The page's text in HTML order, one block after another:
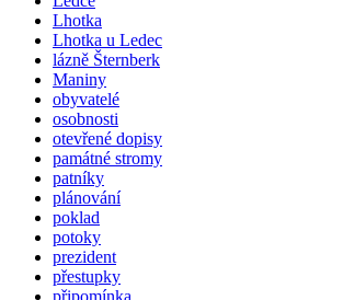
Lhotka
Lhotka u Ledec
lázně Šternberk
Maniny
obyvatelé
osobnosti
otevřené dopisy
památné stromy
patníky
plánování
poklad
potoky
prezident
přestupky
připomínka